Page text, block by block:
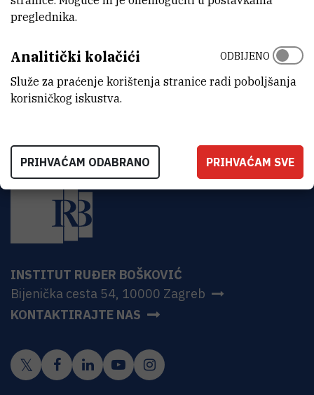
Jakov Žunić
Davorin Sudac
Željko Orlić
Ivica Ružić
(vanjski suradnik na IRB)
INSTITUT RUĐER BOŠKOVIĆ
Bijenička cesta 54, 10000 Zagreb
KONTAKTIRAJTE NAS
preglednika.
Analitički kolačići
Služe za praćenje korištenja stranice radi poboljšanja
korisničkog iskustva.
ODBIJENO
PRIHVAĆAM ODABRANO PRIHVAĆAM SVE